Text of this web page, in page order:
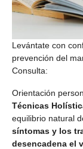
Levántate con
prevención del
Consulta:
Orientación
Técnicas
equilibrio natural
síntomas y los
desencadena el